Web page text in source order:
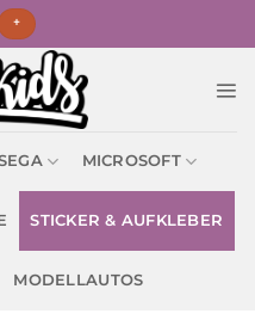
+
MICROSOFT
STICKER & AUFKLEBER
MODELLAUTOS